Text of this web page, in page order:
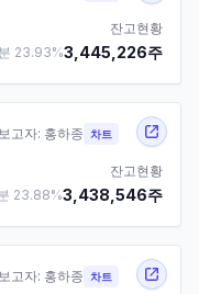
잔고현황
23.93%3,445,226주
보고자: 홍하종 차트
잔고현황
23.88%3,438,546주
보고자: 홍하종 차트